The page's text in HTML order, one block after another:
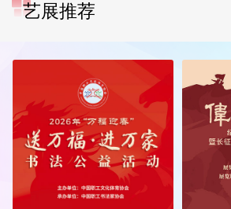
艺展推荐